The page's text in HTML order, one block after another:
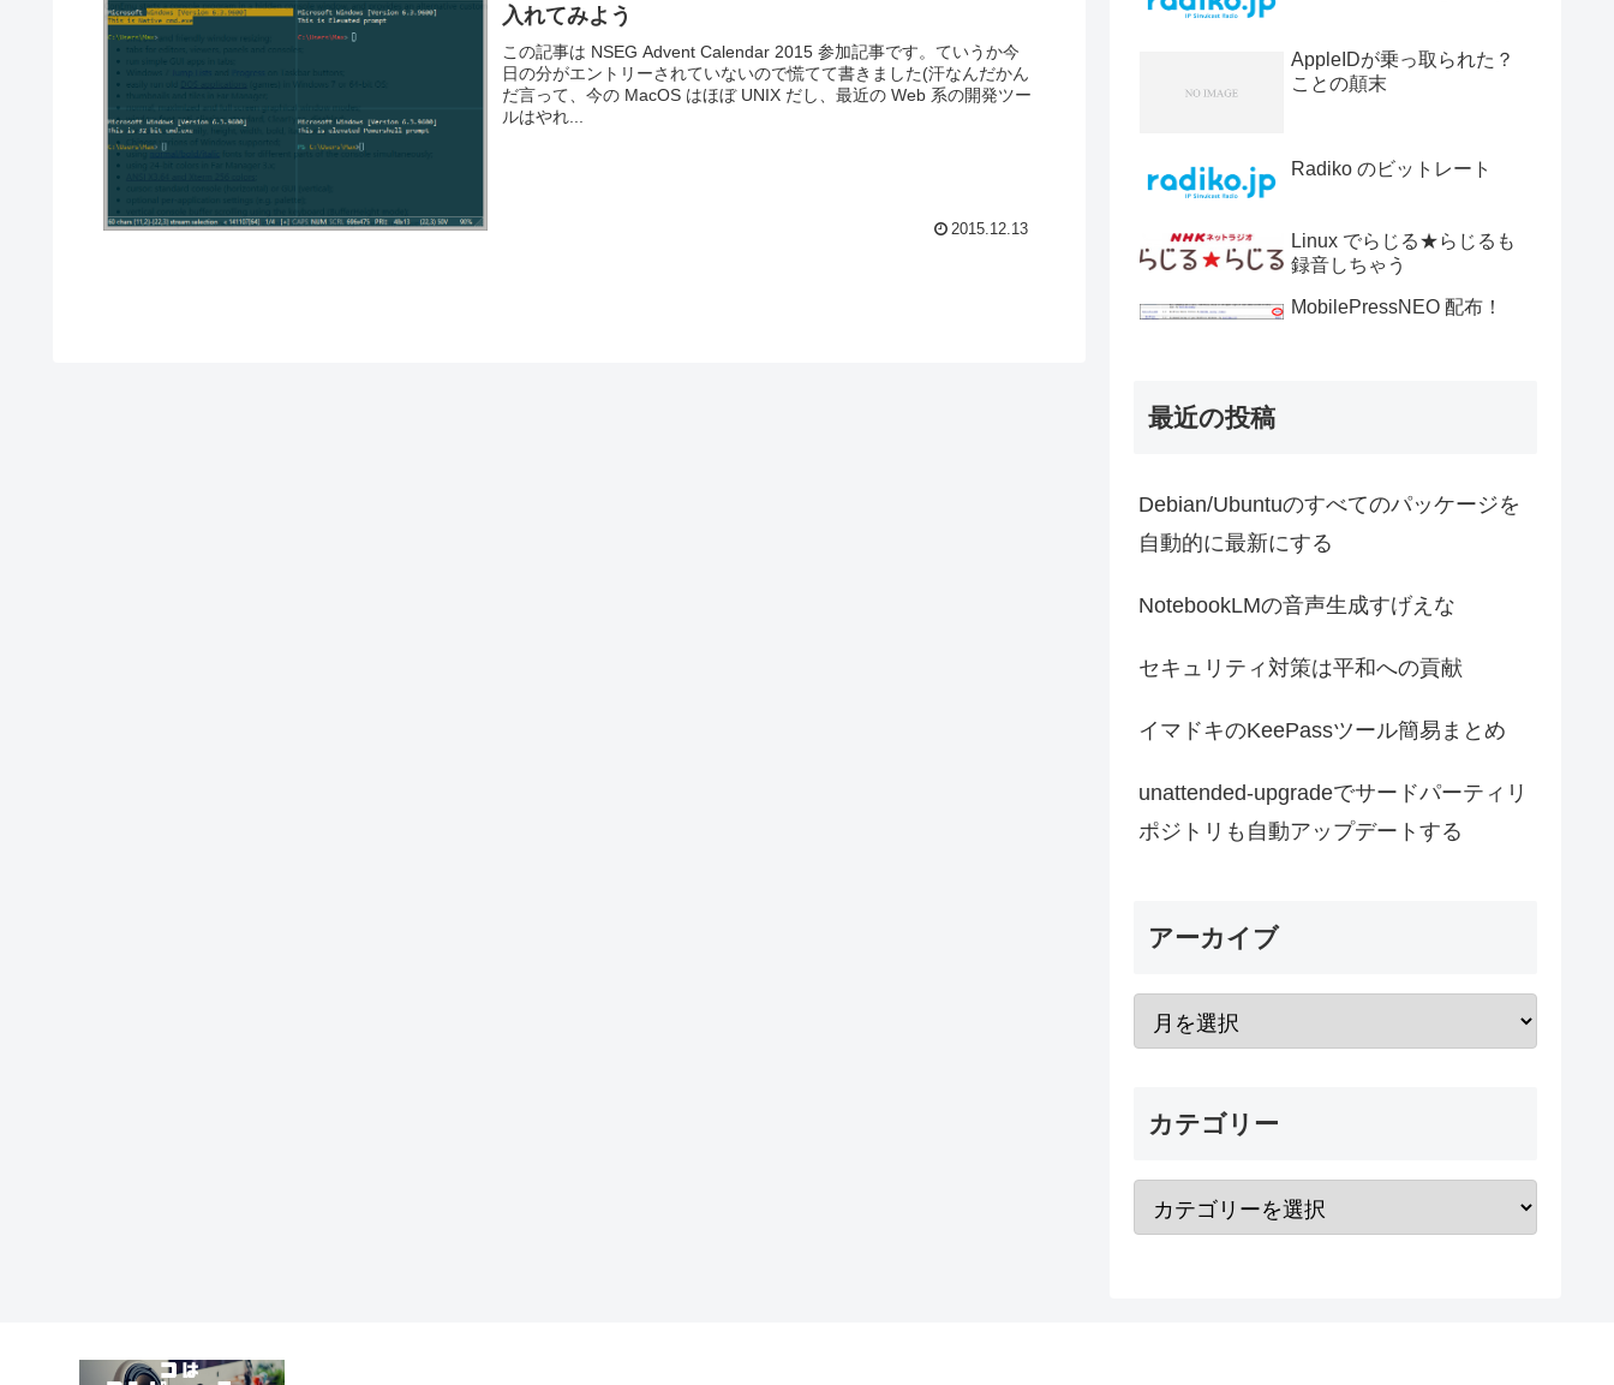
入れてみよう
この記事は NSEG Advent Calendar 2015 参加記事です。ていうか今
日の分がエントリーされていないので慌てて書きました(汗なんだかん
だ言って、今の MacOS はほぼ UNIX だし、最近の Web 系の開発ツー
ルはやれ...
2015.12.13
AppleIDが乗っ取られた？
ことの顛末
Radiko のビットレート
Linux でらじる★らじるも
録音しちゃう
MobilePressNEO 配布！
最近の投稿
Debian/Ubuntuのすべてのパッケージを
自動的に最新にする
NotebookLMの音声生成すげえな
セキュリティ対策は平和への貢献
イマドキのKeePassツール簡易まとめ
unattended-upgradeでサードパーティリ
ポジトリも自動アップデートする
アーカイブ
カテゴリー